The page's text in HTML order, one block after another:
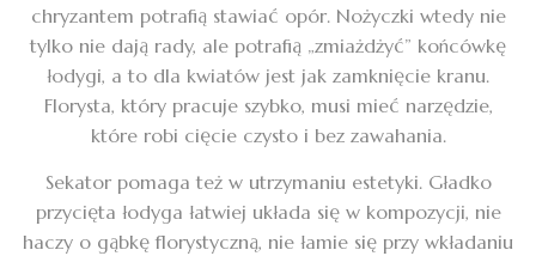
chryzantem potrafią stawiać opór. Nożyczki wtedy nie
tylko nie dają rady, ale potrafią „zmiażdżyć” końcówkę
łodygi, a to dla kwiatów jest jak zamknięcie kranu.
Florysta, który pracuje szybko, musi mieć narzędzie,
które robi cięcie czysto i bez zawahania.
Sekator pomaga też w utrzymaniu estetyki. Gładko
przycięta łodyga łatwiej układa się w kompozycji, nie
haczy o gąbkę florystyczną, nie łamie się przy wkładaniu